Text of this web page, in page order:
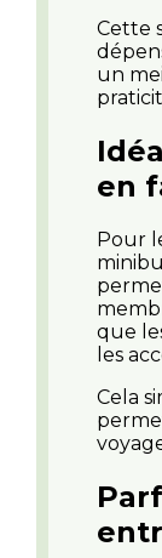
Cette
un
en
Pour
que
les
Cela